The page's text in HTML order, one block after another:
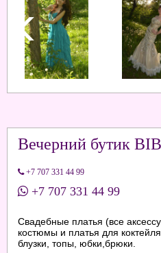
Вечерний бутик
+7 707 331 44 99
+7 707 331 44 99
Свадебные платья (все
костюмы и платья для
блузки, топы, юбки,брюки.